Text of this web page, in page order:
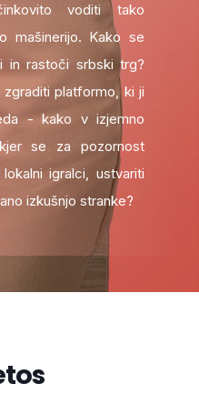
voditi tako
mašinerijo. Kako se
in rastoči srbski trg?
platformo, ki ji
- kako v izjemno
se za pozornost
igralci, ustvariti
izkušnjo stranke?